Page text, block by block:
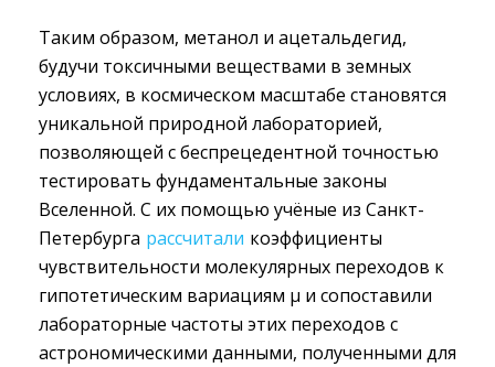
Таким образом, метанол и ацетальдегид,
будучи токсичными веществами в земных
условиях, в космическом масштабе становятся
уникальной природной лабораторией,
позволяющей с беспрецедентной точностью
тестировать фундаментальные законы
Вселенной. С их помощью учёные из Санкт-
Петербурга рассчитали коэффициенты
чувствительности молекулярных переходов к
гипотетическим вариациям μ и сопоставили
лабораторные частоты этих переходов с
астрономическими данными, полученными для